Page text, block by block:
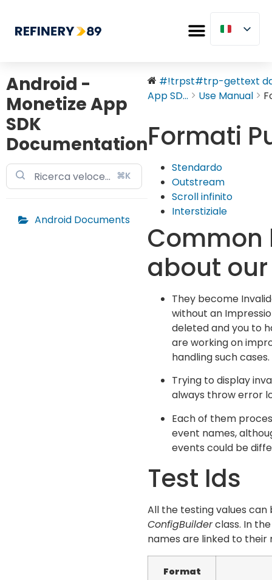
Android -
Monetize App
SDK
Documentation
⌘K
Android Documents
#!trpst#trp-gettext
App SD...
Use Manual
Formati
Stendardo
Outstream
Scroll infinito
Interstiziale
Common
about
They become
without an
deleted and you to
are working on
handling such cases.
Trying to display
always throw error
Each of them
event names,
events could be
Test Ids
All the testing values can
ConfigBuilderclass. In
names are linked to their
Format